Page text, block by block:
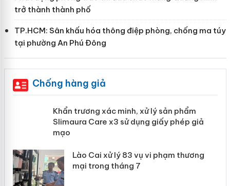
trở thành thành phố
TP.HCM: Sân khấu hóa thông điệp phòng, chống ma túy
tại phường An Phú Đông
Chống hàng giả
Khẩn trương xác minh, xử lý sản phẩm
Slimaura Care x3 sử dụng giấy phép